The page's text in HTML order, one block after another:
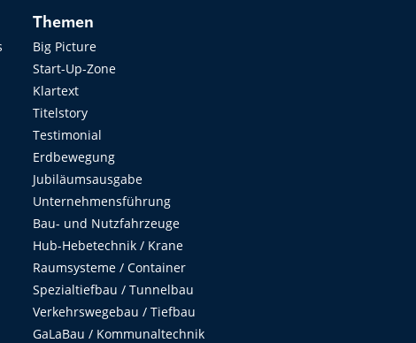
Themen
Big Picture
Start-Up-Zone
Klartext
Titelstory
Testimonial
Erdbewegung
Jubiläumsausgabe
Unternehmensführung
Bau- und Nutzfahrzeuge
Hub-Hebetechnik / Krane
Raumsysteme / Container
Spezialtiefbau / Tunnelbau
Verkehrswegebau / Tiefbau
GaLaBau / Kommunaltechnik